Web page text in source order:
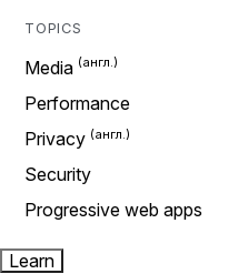
TOPICS
Media
Performance
Privacy
Security
Progressive web apps
Learn